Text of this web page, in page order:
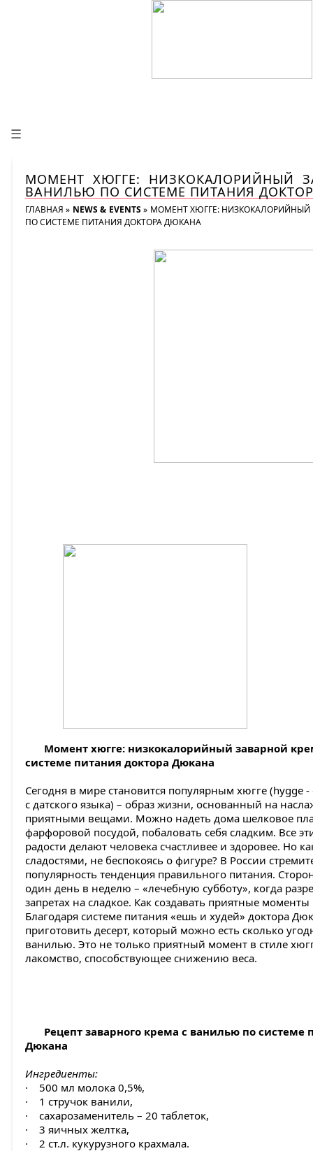
☰
МОМЕНТ ХЮГГЕ: НИЗКОКАЛОРИЙНЫЙ
ВАНИЛЬЮ ПО СИСТЕМЕ ПИТАНИЯ
ГЛАВНАЯ » NEWS & EVENTS » МОМЕНТ ХЮГГЕ:
ПО СИСТЕМЕ ПИТАНИЯ ДОКТОРА ДЮКАНА
Момент хюгге: низкокалорийный заварной
системе питания доктора Дюкана
Сегодня в мире становится популярным хюгге (hygge
с датского языка) – образ жизни, основанный на
приятными вещами. Можно надеть дома шелковое
фарфоровой посудой, побаловать себя сладким. Все
радости делают человека счастливее и здоровее. Но
сладостями, не беспокоясь о фигуре? В России
популярность тенденция правильного питания.
один день в неделю – «лечебную субботу», когда
запретах на сладкое. Как создавать приятные
Благодаря системе питания «ешь и худей» доктора
приготовить десерт, который можно есть сколько
ванилью. Это не только приятный момент в стиле
лакомство, способствующее снижению веса.
Рецепт заварного крема с ванилью по системе
Дюкана
Ингредиенты:
· 500 мл молока 0,5%,
· 1 стручок ванили,
· сахарозаменитель – 20 таблеток,
· 3 яичных желтка,
· 2 ст.л. кукурузного крахмала.